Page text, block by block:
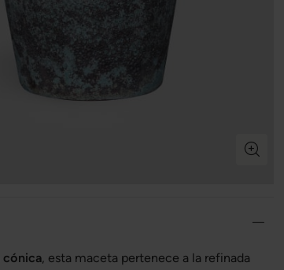
cónica, esta maceta pertenece a la refinada